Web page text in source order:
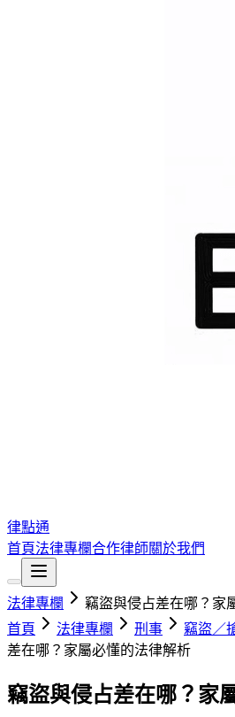
律點通
首頁法律專欄合作律師關於我們
法律專欄
竊盜與侵占差在哪？家
首頁
法律專欄 刑事 竊盜／
差在哪？家屬必懂的法律解析
竊盜與侵占差在哪？家